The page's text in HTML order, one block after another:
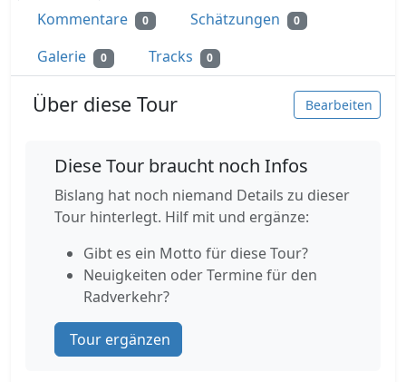
Kommentare 0 Schätzungen 0
Galerie 0 Tracks 0
Über diese Tour Bearbeiten
Diese Tour braucht noch Infos
Bislang hat noch niemand Details zu dieser
Tour hinterlegt. Hilf mit und ergänze:
Gibt es ein Motto für diese Tour?
Neuigkeiten oder Termine für den
Radverkehr?
Tour ergänzen